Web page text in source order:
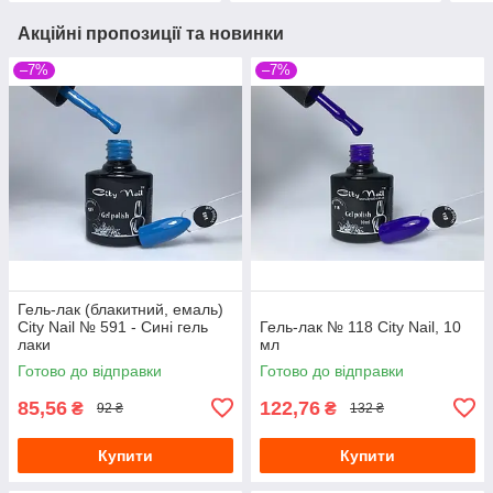
Акційні пропозиції та новинки
–7%
Гель-лак (блакитний, емаль)
City Nail № 591 - Сині гель
лаки
Готово до відправки
85,56 ₴ 92 ₴
Купити
–7%
Гель-лак № 118 City Nail, 10
мл
Готово до відправки
122,76 ₴ 132 ₴
Купити